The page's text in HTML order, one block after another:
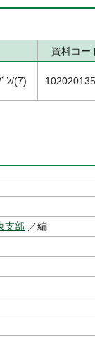
資料コー
ﾝ/(7)
支部 ／編